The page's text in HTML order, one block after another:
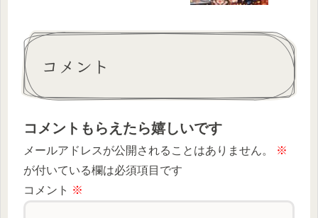
コメント
コメントもらえたら嬉しいです
メールアドレスが公開されることはありません。
※
が付いている欄は必須項目です
コメント ※